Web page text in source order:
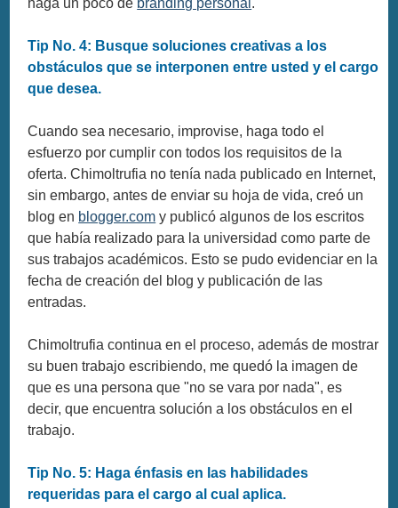
haga un poco de branding personal .
Tip No. 4: Busque soluciones creativas a los
obstáculos que se interponen entre usted y el cargo
que desea.
Cuando sea necesario, improvise, haga todo el
esfuerzo por cumplir con todos los requisitos de la
oferta. Chimoltrufia no tenía nada publicado en Internet,
sin embargo, antes de enviar su hoja de vida, creó un
blog en blogger.com y publicó algunos de los escritos
que había realizado para la universidad como parte de
sus trabajos académicos. Esto se pudo evidenciar en la
fecha de creación del blog y publicación de las
entradas.
Chimoltrufia continua en el proceso, además de mostrar
su buen trabajo escribiendo, me quedó la imagen de
que es una persona que "no se vara por nada", es
decir, que encuentra solución a los obstáculos en el
trabajo.
Tip No. 5: Haga énfasis en las habilidades
requeridas para el cargo al cual aplica.